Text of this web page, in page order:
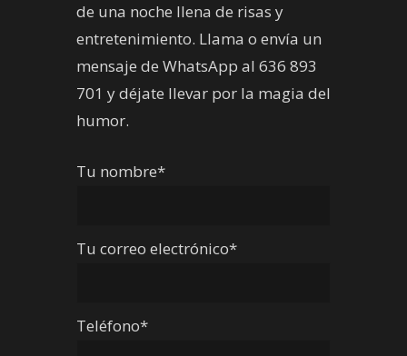
de una noche llena de risas y
entretenimiento. Llama o envía un
mensaje de WhatsApp al 636 893
701 y déjate llevar por la magia del
humor.
Tu nombre*
Tu correo electrónico*
Teléfono*